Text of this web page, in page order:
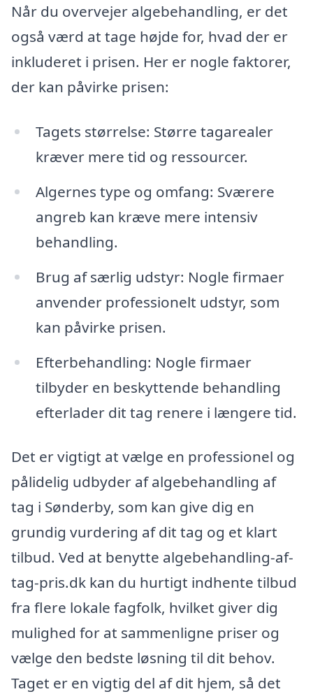
Når du overvejer algebehandling, er det
også værd at tage højde for, hvad der er
inkluderet i prisen. Her er nogle faktorer,
der kan påvirke prisen:
Tagets størrelse: Større tagarealer
kræver mere tid og ressourcer.
Algernes type og omfang: Sværere
angreb kan kræve mere intensiv
behandling.
Brug af særlig udstyr: Nogle firmaer
anvender professionelt udstyr, som
kan påvirke prisen.
Efterbehandling: Nogle firmaer
tilbyder en beskyttende behandling
efterlader dit tag renere i længere tid.
Det er vigtigt at vælge en professionel og
pålidelig udbyder af algebehandling af
tag i Sønderby, som kan give dig en
grundig vurdering af dit tag og et klart
tilbud. Ved at benytte algebehandling-af-
tag-pris.dk kan du hurtigt indhente tilbud
fra flere lokale fagfolk, hvilket giver dig
mulighed for at sammenligne priser og
vælge den bedste løsning til dit behov.
Taget er en vigtig del af dit hjem, så det